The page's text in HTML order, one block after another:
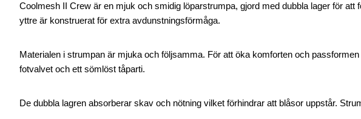
Coolmesh II Crew är en mjuk och smidig löparstrumpa, gjord med dubbla lager för
yttre är konstruerat för extra avdunstningsförmåga.
Materialen i strumpan är mjuka och följsamma. För att öka komforten och
fotvalvet och ett sömlöst tåparti.
De dubbla lagren absorberar skav och nötning vilket förhindrar att blåsor uppstår.